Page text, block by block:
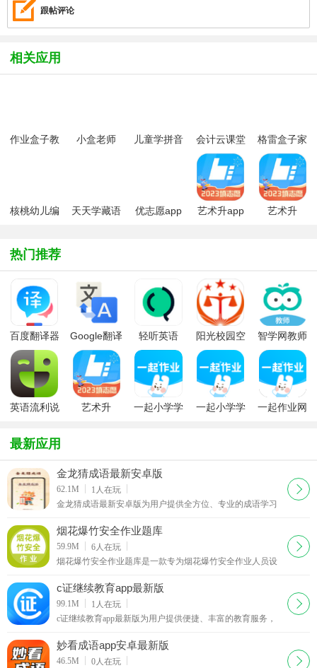
跟帖评论
相关应用
作业盒子教
小盒老师
儿童学拼音
会计云课堂
最新版
格雷盒子家
长版
核桃幼儿编
天天学藏语
优志愿app
艺术升app
艺术升
热门推荐
百度翻译器
app
Google翻译
轻听英语
app官方版
阳光校园空
中黔课登录
平台
智学网教师
端
英语流利说
艺术升
一起小学学
一起小学学
一起作业网
最新应用
金龙猜成语最新安卓版
62.1M 1 人在玩
金龙猜成语最新安卓版为用户提供全方位、专业的成语学习
乐趣。快来西西下载金龙猜成语，一起探索成语的奥
下载
烟花爆竹安全作业题库
59.9M 6人在玩
烟花爆竹安全作业题库是一款专为烟花爆竹安全作业人员设
海量的题库可以随时选择练习，能够帮助用户在线搜
下载
c证继续教育app最新版
99.1M 1 人在玩
c证继续教育app最新版为用户提供便捷、丰富的教育服务，
体验c证继续教育app，开启全新的学习之旅！软件介
下载
妙看成语app安卓最新版
46.5M 0人在玩
下载